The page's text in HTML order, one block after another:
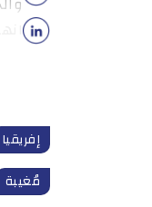
إفريقيا
مُغيبة